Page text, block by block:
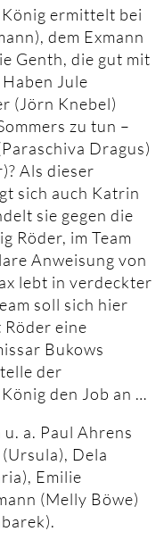
ermittelt bei
dem Exmann
Genth, die gut mit
Jule
(Jörn Knebel)
zu tun –
Dragus)
Als dieser
sich auch Katrin
sie gegen die
Röder, im Team
Anweisung von
lebt in verdeckter
soll sich hier
eine
Bukows
der
den Job an …
a. Paul Ahrens
Dela
Emilie
(Melly Böwe)